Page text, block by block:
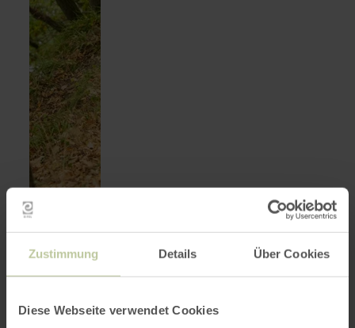
Zustimmung Details Über Cookies
Diese Webseite verwendet Cookies
13/08/2026
-
27/10/2026
Rureifeltour: Biber
en